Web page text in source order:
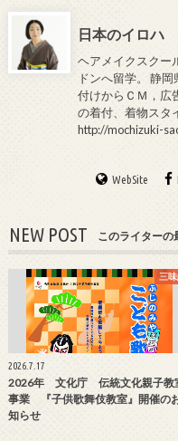
日本のイロハ
ヘアメイクスクー
ドンへ留学。 静
付けからＣＭ，広
の着付、着物スタ
http://mochizuki-
WebSite
NEW POST このライターの
三
2026.7.17
2026年 文化庁 伝統文化親子教
事業 『子供歌舞伎教室』開催の
知らせ